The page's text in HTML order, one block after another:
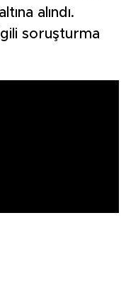
alındı.
soruşturma